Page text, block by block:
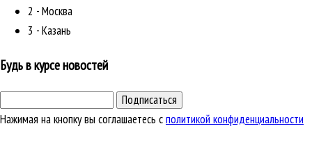
2 - Москва
3 - Казань
Будь в курсе новостей
Подписаться
Нажимая на кнопку вы соглашаетесь сполитикой конфиденциальности